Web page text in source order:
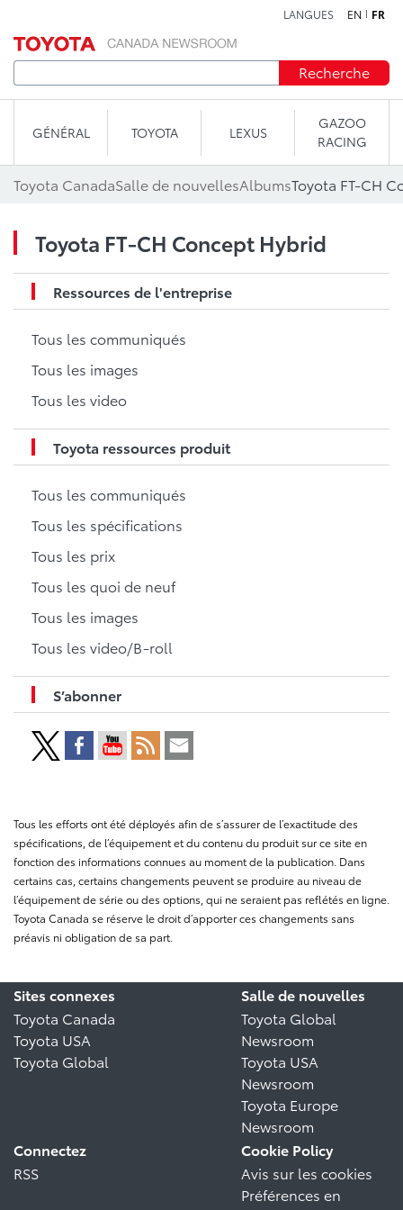
LANGUES EN FR
Recherche
GÉNÉRAL TOYOTA LEXUS
GAZOO
RACING
Toyota CanadaSalle de nouvellesAlbumsToyota FT-CH
Toyota FT-CH Concept Hybrid
Ressources de l'entreprise
Tous les communiqués
Tous les images
Tous les video
Toyota ressources produit
Tous les communiqués
Tous les spécifications
Tous les prix
Tous les quoi de neuf
Tous les images
Tous les video/B-roll
S’abonner
Tous les efforts ont été déployés afin de s’assurer de l’exactitude des
spécifications, de l’équipement et du contenu du produit sur ce site en
fonction des informations connues au moment de la publication. Dans
certains cas, certains changements peuvent se produire au niveau de
l’équipement de série ou des options, qui ne seraient pas reflétés en ligne.
Toyota Canada se réserve le droit d’apporter ces changements sans
préavis ni obligation de sa part.
Sites connexes
Toyota Canada
Toyota USA
Toyota Global
Salle de nouvelles
Toyota Global
Newsroom
Toyota USA
Newsroom
Toyota Europe
Newsroom
Connectez
RSS
Cookie Policy
Avis sur les cookies
Préférences en